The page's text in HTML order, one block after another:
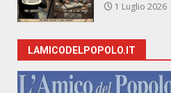
1 Luglio 2026
LAMICODELPOPOLO.IT